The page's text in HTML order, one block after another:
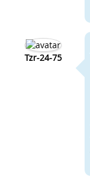
Tzr-24-75